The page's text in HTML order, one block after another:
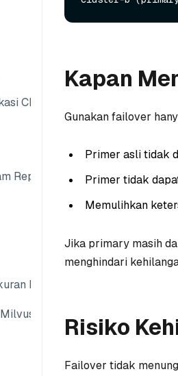
CDC
Replikasi CDC
Milvus
Kapan
Gunakan failover
Primer asli tidak
Primer tidak
Memulihkan
Jika primary masih
menghindari
Risiko
Failover tidak